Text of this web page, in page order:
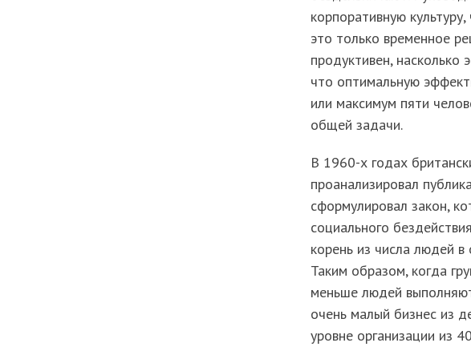
корпоративную
это только временное
продуктивен, насколько
что оптимальную
или максимум пяти
общей задачи.
В 1960-х годах
проанализировал
сформулировал закон,
социального
корень из числа людей
Таким образом, когда
меньше людей
очень малый бизнес из
уровне организации из